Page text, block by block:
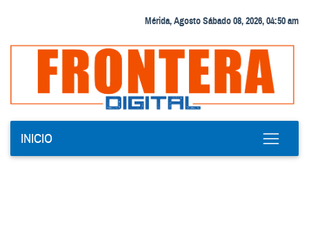
Mérida, Agosto Sábado 08, 2026, 04:50 am
INICIO